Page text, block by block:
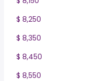
$ 8,250
$ 8,350
$ 8,450
$ 8,550